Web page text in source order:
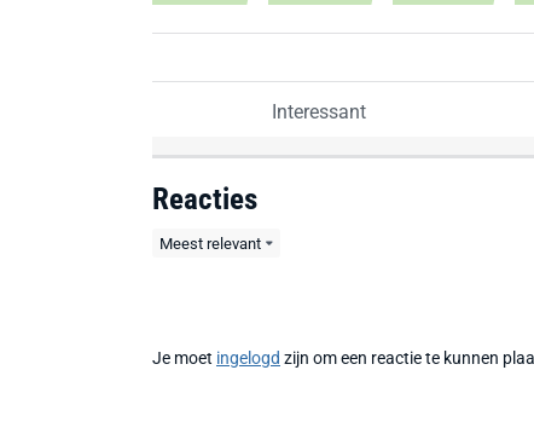
Interessant
Reacties
Meest relevant
Je moet ingelogd zijn om een reactie te kunnen